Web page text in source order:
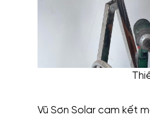
Vũ Sơn Solar cam kết